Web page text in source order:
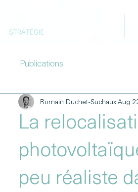
Publications
La
peu réaliste
Romain Duchet-SuchauxAug